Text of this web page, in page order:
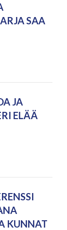
SAA
JA
ELÄÄ
KUNNAT